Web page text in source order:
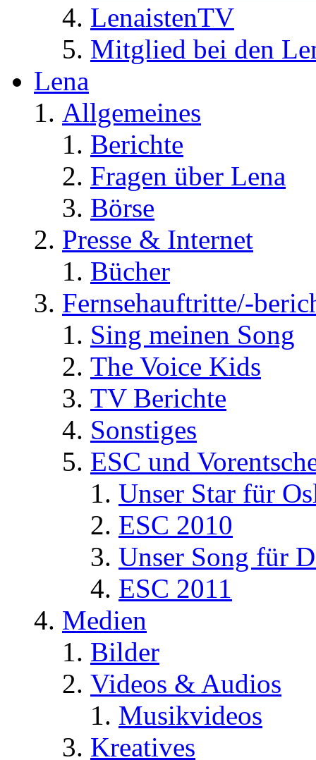
LenaistenTV
Mitglied bei den
Lena
Allgemeines
Berichte
Fragen über Lena
Börse
Presse & Internet
Bücher
Fernsehauftritte/-
Sing meinen Song
The Voice Kids
TV Berichte
Sonstiges
ESC und
Unser Star für
ESC 2010
Unser Song für
ESC 2011
Medien
Bilder
Videos & Audios
Musikvideos
Kreatives